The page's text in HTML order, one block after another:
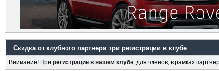
Скидка от клубного партнера при регистрации в клубе
Внимание! При регистрации в нашем клубе, для членов, в рамках